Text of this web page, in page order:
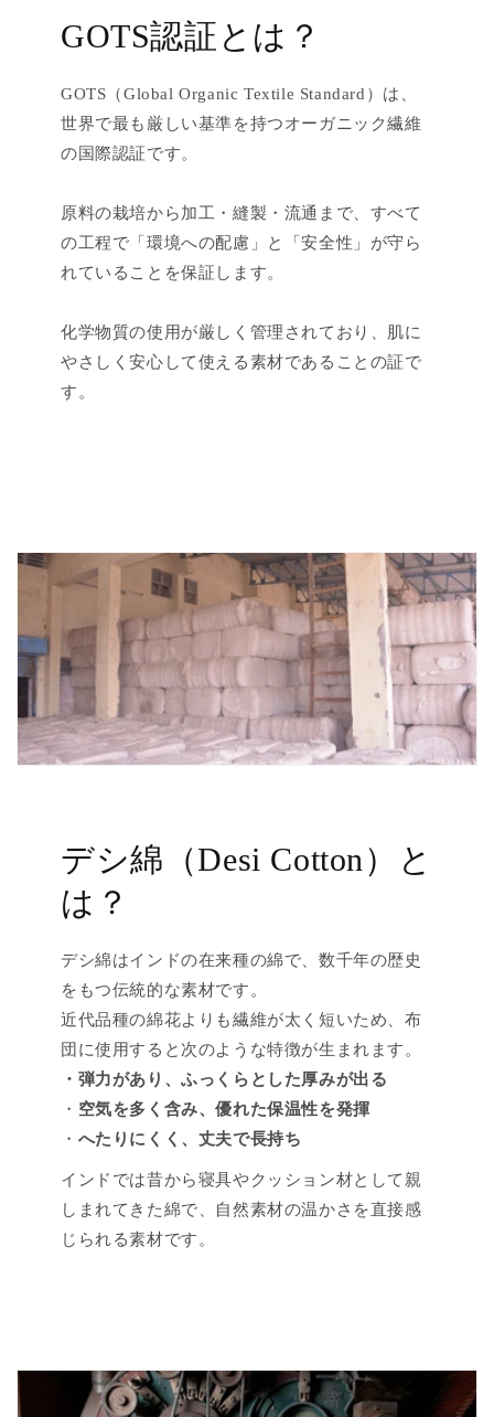
GOTS認証とは？
GOTS（Global Organic Textile Standard）は、
世界で最も厳しい基準を持つオーガニック繊維
の国際認証です。
原料の栽培から加工・縫製・流通まで、すべて
の工程で「環境への配慮」と「安全性」が守ら
れていることを保証します。
化学物質の使用が厳しく管理されており、肌に
やさしく安心して使える素材であることの証で
す。
デシ綿（Desi Cotton）と
は？
デシ綿はインドの在来種の綿で、数千年の歴史
をもつ伝統的な素材です。
近代品種の綿花よりも繊維が太く短いため、布
団に使用すると次のような特徴が生まれます。
・弾力があり、ふっくらとした厚みが出る
・ 空気を多く含み、優れた保温性を発揮
・ へたりにくく、丈夫で長持ち
インドでは昔から寝具やクッション材として親
しまれてきた綿で、自然素材の温かさを直接感
じられる素材です。